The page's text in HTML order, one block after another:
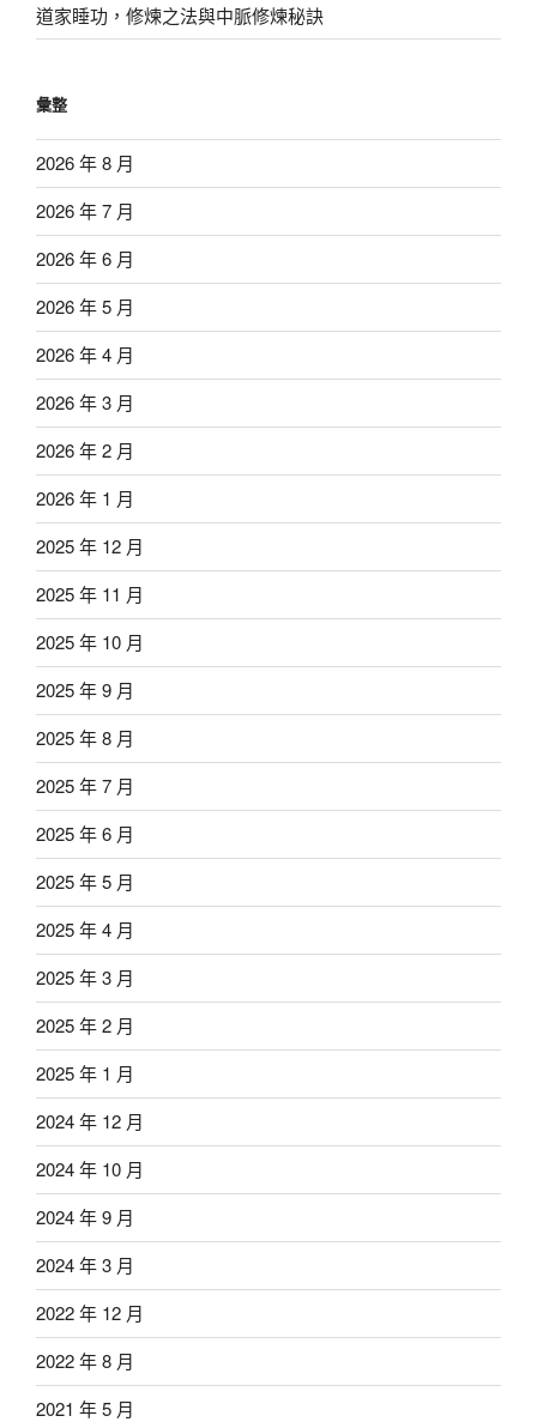
道家睡功，修煉之法與中脈修煉秘訣
彙整
2026 年 8 月
2026 年 7 月
2026 年 6 月
2026 年 5 月
2026 年 4 月
2026 年 3 月
2026 年 2 月
2026 年 1 月
2025 年 12 月
2025 年 11 月
2025 年 10 月
2025 年 9 月
2025 年 8 月
2025 年 7 月
2025 年 6 月
2025 年 5 月
2025 年 4 月
2025 年 3 月
2025 年 2 月
2025 年 1 月
2024 年 12 月
2024 年 10 月
2024 年 9 月
2024 年 3 月
2022 年 12 月
2022 年 8 月
2021 年 5 月